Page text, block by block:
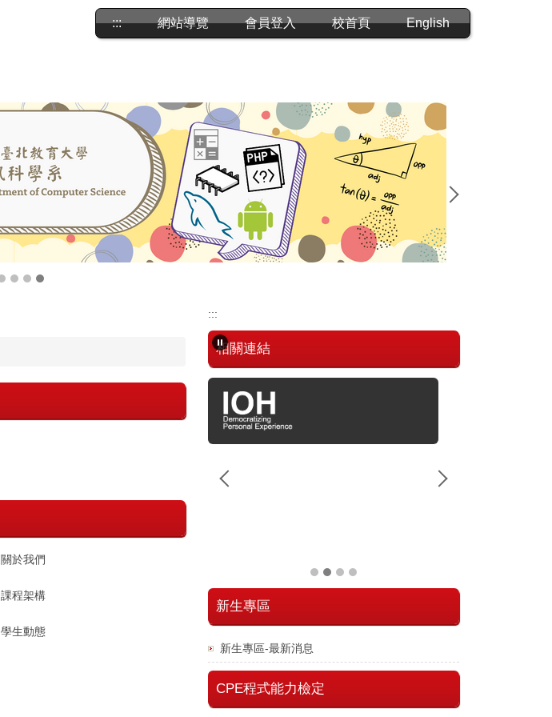
::: 網站導覽 會員登入 校首頁 English
關於我們
課程架構
學生動態
:::
相關連結
新生專區
新生專區-最新消息
CPE程式能力檢定